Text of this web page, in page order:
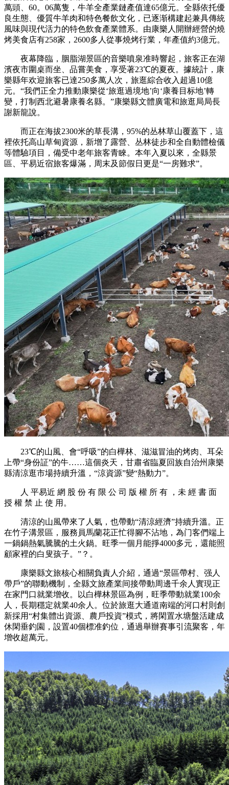
萬頭、60。06萬隻，牛羊全產業鏈產值達65億元。全縣依托優
良生態、優質牛羊肉和特色餐飲文化，已逐渐構建起兼具傳統
風味與現代活力的特色飲食產業體系。由康樂人開辦經營的燒
烤美食店有258家，2600多人從事燒烤行業，年產值約3億元。
夜幕降臨，胭脂湖景區的音樂噴泉准時響起，旅客正在湖
濱夜市圍桌而坐、品嘗美食，享受著23℃的夏夜。據統計，康
樂縣年欢迎旅客已達250多萬人次，旅逛綜合收入超過10億
元。“我們正全力推動康樂從‘旅逛過境地’向‘康養目标地’轉
變，打制西北避暑康養名縣。”康樂縣文體廣電和旅逛局局長
謝新龍說。
而正在海拔2300米的草長溝，95%的丛林草山覆蓋下，這
裡依托高山草甸資源，新增了露營、丛林徒步和全自動體檢儀
等體驗項目，備受中老年旅客青睞。本年入夏以來，全縣景
區、平易近宿旅客爆滿，周末及節假日更是“一房難求”。
23℃的山風、會“呼吸”的白樺林、滋滋冒油的烤肉、耳朵
上帶“身份証”的牛……這個炎天，甘肅省臨夏回族自治州康樂
縣清涼逛市場持續升溫，“涼資源”變“熱動力”。
人 平易近 網 股 份 有 限 公 司 版 權 所 有 ，未 經 書 面
授 權 禁 止 使 用。
清涼的山風帶來了人氣，也帶動“清涼經濟”持續升溫。正
在竹子溝景區，服務員馬蘭花正忙得腳不沾地，為门客們端上
一鍋鍋熱氣騰騰的土火鍋。旺季一個月能掙4000多元，還能照
顧家裡的白叟孩子。”？。
康樂縣文旅核心相關負責人介紹，通過“景區帶村、强人
帶戶”的聯動機制，全縣文旅產業间接帶動周邊千余人實現正
在家門口就業增收。以白樺林景區為例，旺季帶動就業100余
人，長期穩定就業40余人。位於旅逛大通道南端的河口村則創
新採用“村集體出資源、農戶投資”模式，將閑置水塘盤活建成
休閑垂釣園，設置40個標准釣位，通過舉辦賽事引流聚客，年
增收超萬元。